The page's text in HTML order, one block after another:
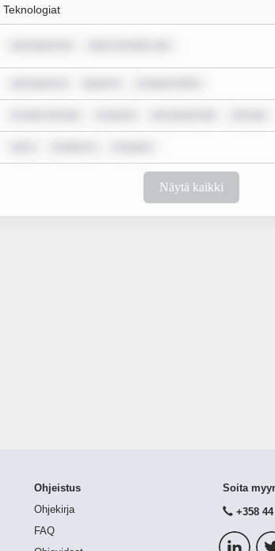
Teknologiat
Näytä kaikki
Ohjeistus
Ohjekirja
FAQ
Soita
+358